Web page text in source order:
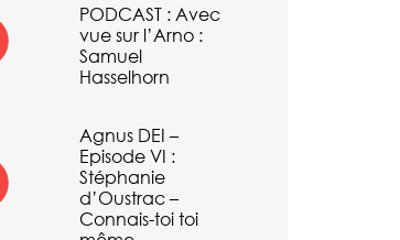
PODCAST : Avec
vue sur l’Arno :
Samuel
Hasselhorn
Agnus DEI –
Episode VI :
Stéphanie
d’Oustrac –
Connais-toi toi